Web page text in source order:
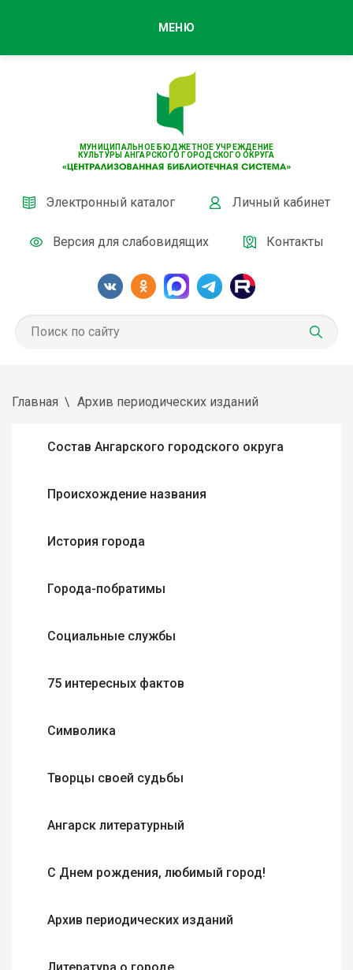
МУНИЦИПАЛЬНОЕ БЮДЖЕТНОЕ УЧРЕЖДЕНИЕ
КУЛЬТУРЫ АНГАРСКОГО ГОРОДСКОГО ОКРУГА
Электронный каталог Личный кабинет
Версия для слабовидящих Контакты
МЕНЮ
Главная Архив периодических изданий
Состав Ангарского городского округа
Происхождение названия
История города
Города-побратимы
Социальные службы
75 интересных фактов
Символика
Творцы своей судьбы
Ангарск литературный
С Днем рождения, любимый город!
Архив периодических изданий